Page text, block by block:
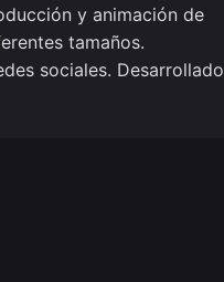
y animación de
tamaños.
sociales. Desarrollado